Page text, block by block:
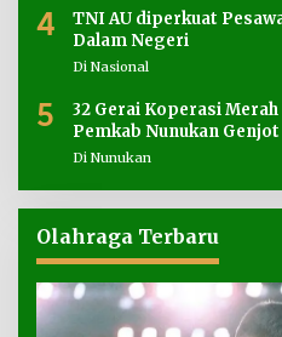
4
TNI AU diperkuat
Dalam Negeri
Di Nasional
5
32 Gerai Koperasi
Pemkab Nunukan
Di Nunukan
Olahraga Terbaru